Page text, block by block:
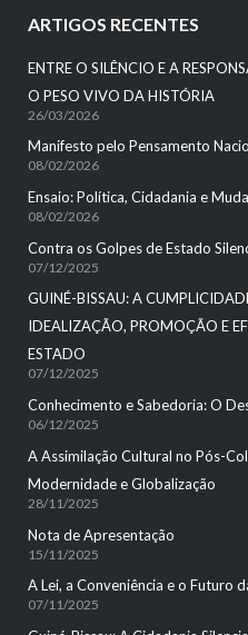
ARTIGOS RECENTES
ENTRE O SILÊNCIO E A
O PESO VIVO DA HISTÓRIA
26/03/2026
Manifesto pelo Pensamento
08/02/2026
Ensaio: Política, Cidadania e
08/02/2026
Contra os Golpes de Estado
07/12/2025
GUINÉ-BISSAU: A
IDEALIZAÇÃO, PROMOÇÃO E
ESTADO
07/12/2025
Conhecimento e Sabedoria: O
06/12/2025
A Assimilação Cultural no Pós-
Modernidade e Globalização
28/11/2025
Nota de Apresentação
15/11/2025
A Lei, a Conveniência e o Futuro
07/11/2025